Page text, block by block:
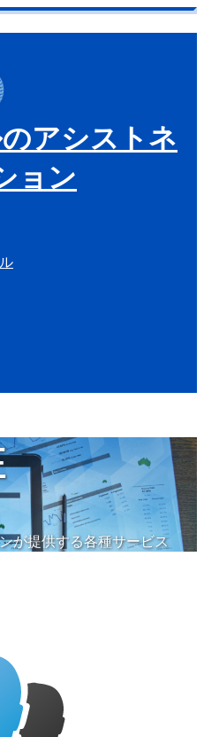
が提供する各種サービス